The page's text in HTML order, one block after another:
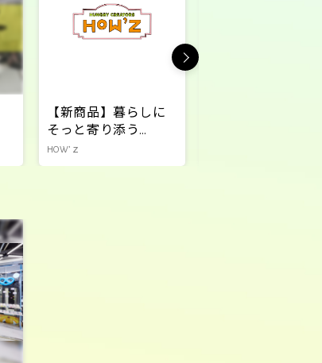
【新商品】暮らしに
そっと寄り添う
HOW'z雑貨
HOW’ｚ